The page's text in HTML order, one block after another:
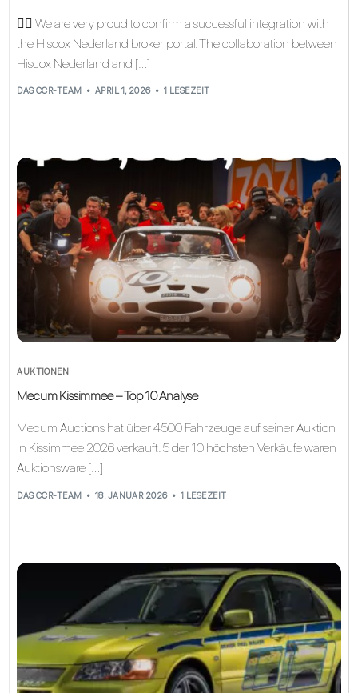
👉🏼 We are very proud to confirm a successful integration with
the Hiscox Nederland broker portal. The collaboration between
Hiscox Nederland and […]
DAS CCR-TEAM APRIL 1, 2026 1 LESEZEIT
AUKTIONEN
Mecum Kissimmee – Top 10 Analyse
Mecum Auctions hat über 4500 Fahrzeuge auf seiner Auktion
in Kissimmee 2026 verkauft. 5 der 10 höchsten Verkäufe waren
Auktionsware […]
DAS CCR-TEAM 18. JANUAR 2026 1 LESEZEIT